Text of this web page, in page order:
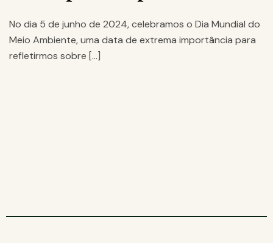
No dia 5 de junho de 2024, celebramos o Dia Mundial do
Meio Ambiente, uma data de extrema importância para
refletirmos sobre […]